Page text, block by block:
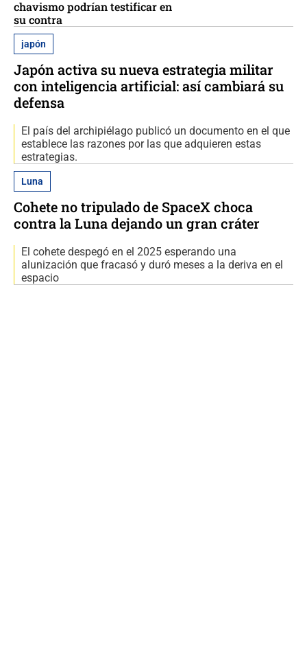
chavismo podrían testificar en
su contra
japón
Japón activa su nueva estrategia militar
con inteligencia artificial: así cambiará su
defensa
El país del archipiélago publicó un documento en el que
establece las razones por las que adquieren estas
estrategias.
Luna
Cohete no tripulado de SpaceX choca
contra la Luna dejando un gran cráter
El cohete despegó en el 2025 esperando una
alunización que fracasó y duró meses a la deriva en el
espacio